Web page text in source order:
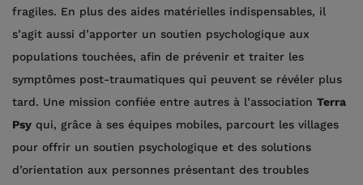
fragiles. En plus des aides matérielles indispensables, il
s’agit aussi d’apporter un soutien psychologique aux
populations touchées, afin de prévenir et traiter les
symptômes post-traumatiques qui peuvent se révéler plus
tard. Une mission confiée entre autres à l’association Terra
Psy qui, grâce à ses équipes mobiles, parcourt les villages
pour offrir un soutien psychologique et des solutions
d’orientation aux personnes présentant des troubles